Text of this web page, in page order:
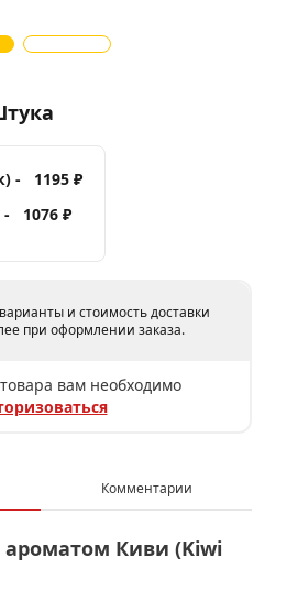
-
1195 ₽
-
1076 ₽
и стоимость доставки
при оформлении заказа.
вам необходимо
Комментарии
ароматом Киви (Kiwi